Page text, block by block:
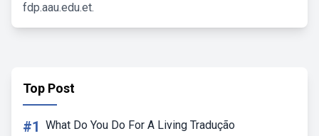
fdp.aau.edu.et.
Top Post
#1 What Do You Do For A Living Tradução